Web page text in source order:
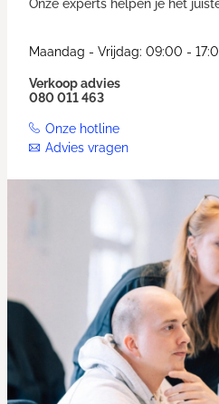
Onze experts helpen je het
Maandag - Vrijdag: 09:00 -
Verkoop advies
080 011 463
Onze hotline
Advies vragen